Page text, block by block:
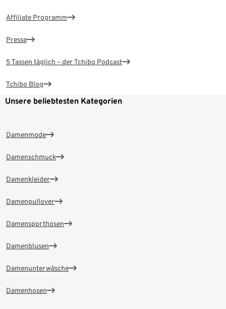
Affiliate Programm
Presse
5 Tassen täglich – der Tchibo Podcast
Tchibo Blog
Unsere beliebtesten Kategorien
Damenmode
Damenschmuck
Damenkleider
Damenpullover
Damensporthosen
Damenblusen
Damenunterwäsche
Damenhosen